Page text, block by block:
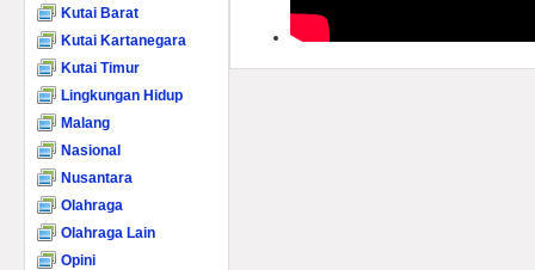
Kutai Barat
Kutai Kartanegara
Kutai Timur
Lingkungan Hidup
Malang
Nasional
Nusantara
Olahraga
Olahraga Lain
Opini